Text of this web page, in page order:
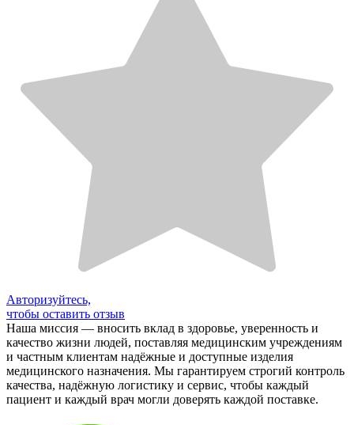
Авторизуйтесь,
чтобы оставить отзыв
Наша миссия — вносить вклад в здоровье, уверенность и
качество жизни людей, поставляя медицинским учреждениям
и частным клиентам надёжные и доступные изделия
медицинского назначения. Мы гарантируем строгий контроль
качества, надёжную логистику и сервис, чтобы каждый
пациент и каждый врач могли доверять каждой поставке.